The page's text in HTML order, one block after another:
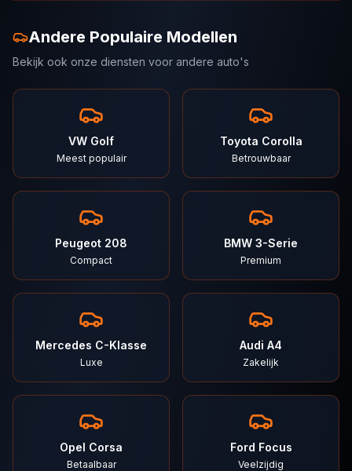
Andere Populaire Modellen
Bekijk ook onze diensten voor andere auto's
VW Golf
Meest populair
Toyota Corolla
Betrouwbaar
Peugeot 208
Compact
BMW 3-Serie
Premium
Mercedes C-Klasse
Luxe
Audi A4
Zakelijk
Opel Corsa
Betaalbaar
Ford Focus
Veelzijdig